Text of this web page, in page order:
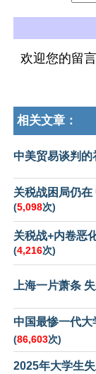
欢迎您的留言
相关文章：
中美贸易谈判的
关税战困局仍
(5,098次)
关税战+内卷恶
(4,216次)
上海一片萧条
中国最惨一代大
(86,603次)
2025年大学生